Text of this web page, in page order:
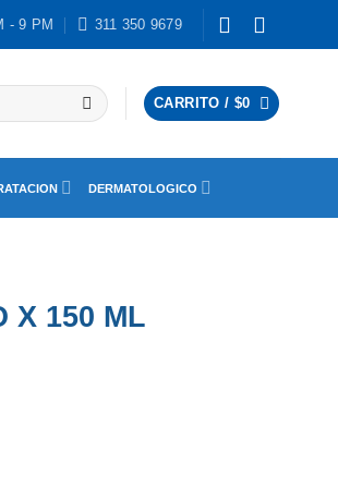
- 9 PM 311 350 9679
CARRITO / $0
DERMATOLOGICO
X 150 ML